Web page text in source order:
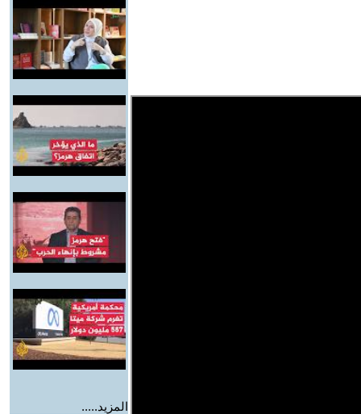
المزيد.....